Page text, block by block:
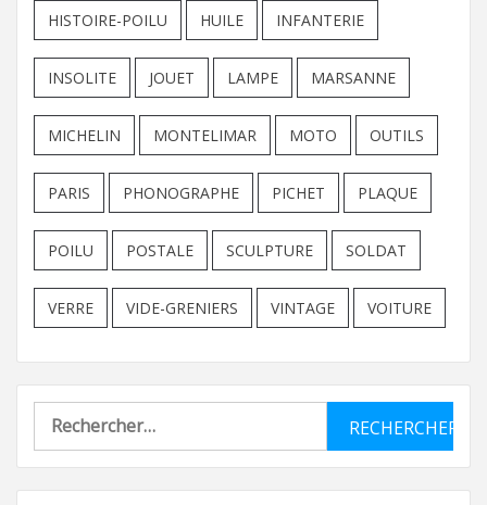
HISTOIRE-POILU HUILE INFANTERIE
INSOLITE JOUET LAMPE MARSANNE
MICHELIN MONTELIMAR MOTO OUTILS
PARIS PHONOGRAPHE PICHET PLAQUE
POILU POSTALE SCULPTURE SOLDAT
VERRE VIDE-GRENIERS VINTAGE VOITURE
Rechercher :